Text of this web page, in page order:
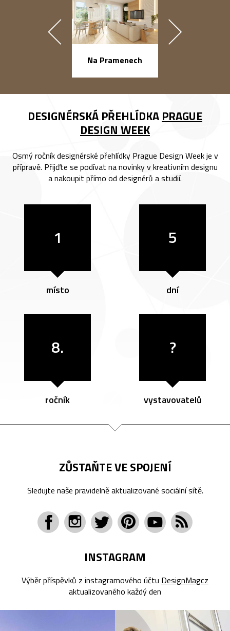
Na Pramenech
DESIGNÉRSKÁ PŘEHLÍDKA PRAGUE
DESIGN WEEK
Osmý ročník designérské přehlídky Prague Design Week je v
přípravě. Přijďte se podívat na novinky v kreativním designu
a nakoupit přímo od designérů a studií.
1
místo
5
dní
8.
ročník
?
vystavovatelů
ZŮSTAŇTE VE SPOJENÍ
Sledujte naše pravidelně aktualizované sociální sítě.
INSTAGRAM
Výběr příspěvků z instagramového účtu DesignMagcz
aktualizovaného každý den